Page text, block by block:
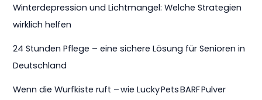
Winterdepression und Lichtmangel: Welche Strategien
wirklich helfen
24 Stunden Pflege – eine sichere Lösung für Senioren in
Deutschland
Wenn die Wurfkiste ruft – wie Lucky Pets BARF Pulver